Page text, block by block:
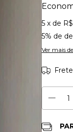
5 x de
5% de
Ver mais